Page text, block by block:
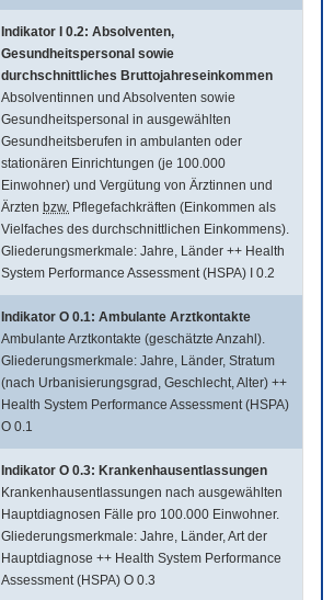
Indikator I 0.2: Absolventen,
Gesundheitspersonal sowie
durchschnittliches Bruttojahreseinkommen
Absolventinnen und Absolventen sowie
Gesundheitspersonal in ausgewählten
Gesundheitsberufen in ambulanten oder
stationären Einrichtungen (je 100.000
Einwohner) und Vergütung von Ärztinnen und
Ärzten bzw. Pflegefachkräften (Einkommen als
Vielfaches des durchschnittlichen Einkommens).
Gliederungsmerkmale: Jahre, Länder ++ Health
System Performance Assessment (HSPA) I 0.2
Indikator O 0.1: Ambulante Arztkontakte
Ambulante Arztkontakte (geschätzte Anzahl).
Gliederungsmerkmale: Jahre, Länder, Stratum
(nach Urbanisierungsgrad, Geschlecht, Alter) ++
Health System Performance Assessment (HSPA)
O 0.1
Indikator O 0.3: Krankenhausentlassungen
Krankenhausentlassungen nach ausgewählten
Hauptdiagnosen Fälle pro 100.000 Einwohner.
Gliederungsmerkmale: Jahre, Länder, Art der
Hauptdiagnose ++ Health System Performance
Assessment (HSPA) O 0.3